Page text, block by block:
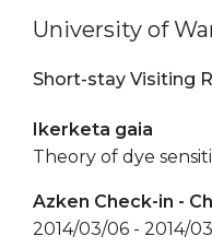
University of
Short-stay Visiting
Ikerketa gaia
Theory of dye
Azken Check-in -
2014/03/06 - 2014/